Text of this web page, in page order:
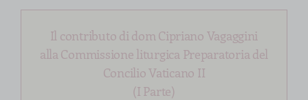
Il contributo di dom Cipriano Vagaggini
alla Commissione liturgica Preparatoria del
Concilio Vaticano II
(I Parte)